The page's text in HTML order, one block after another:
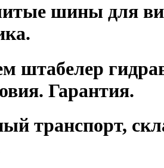
шины для
штабелер
Гарантия.
транспорт,